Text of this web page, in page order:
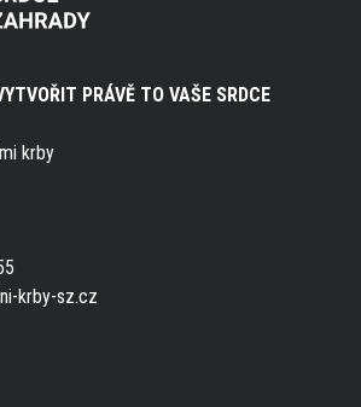
PRÁVĚ TO VAŠE SRDCE
krby
krby-sz.cz